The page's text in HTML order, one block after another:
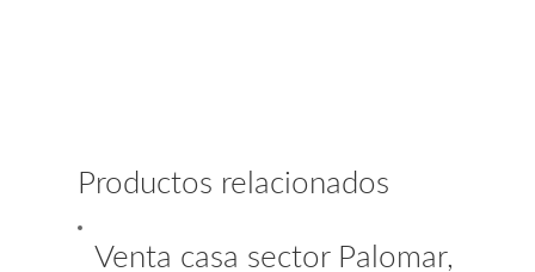
Productos relacionados
Venta casa sector Palomar,